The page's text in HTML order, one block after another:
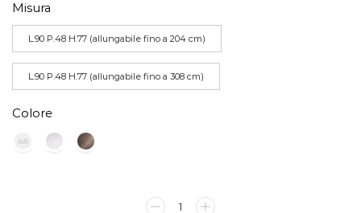
da
299,00 €
a
Misura
L.90 P.48 H.77 (allungabile fino a 204 cm)
L.90 P.48 H.77 (allungabile fino a 308 cm)
Colore
Consolle